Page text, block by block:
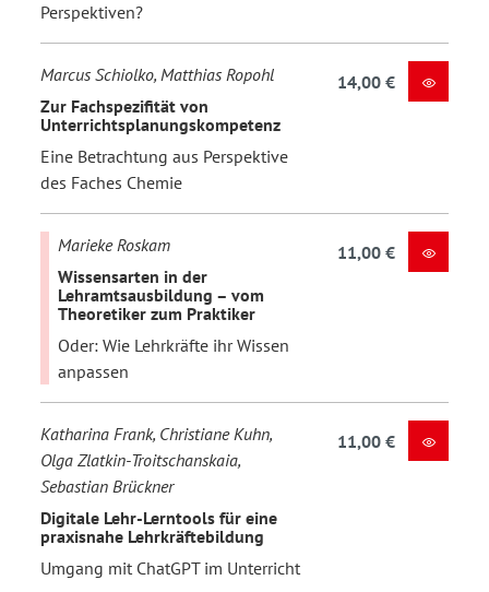
Perspektiven?
Marcus Schiolko, Matthias Ropohl
Zur Fachspezifität von
Unterrichtsplanungskompetenz
Eine Betrachtung aus Perspektive
des Faches Chemie
14,00 €
Marieke Roskam
Wissensarten in der
Lehramtsausbildung – vom
Theoretiker zum Praktiker
Oder: Wie Lehrkräfte ihr Wissen
anpassen
11,00 €
Katharina Frank, Christiane Kuhn,
Olga Zlatkin-Troitschanskaia,
Sebastian Brückner
Digitale Lehr-Lerntools für eine
praxisnahe Lehrkräftebildung
Umgang mit ChatGPT im Unterricht
11,00 €